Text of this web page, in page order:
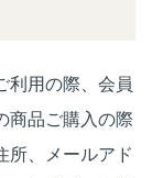
利用の際、会員
商品ご購入の際
所、メールアド